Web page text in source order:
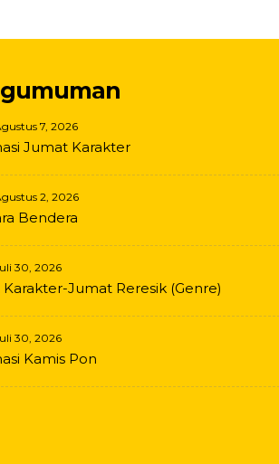
7, 2026
Jumat Karakter
2, 2026
Bendera
30, 2026
Jumat Reresik (Genre)
30, 2026
Kamis Pon